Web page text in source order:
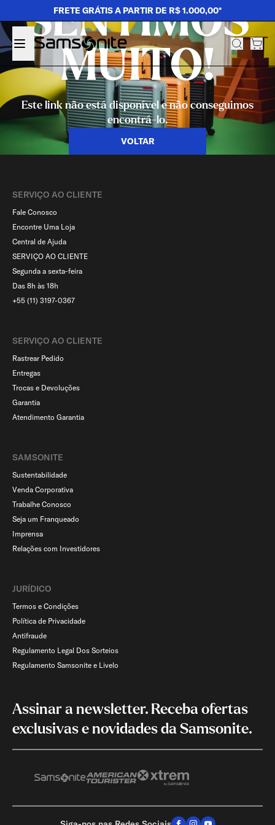
FRETE GRÁTIS A PARTIR DE R$ 1.000,00*
SENTIMOS
MUITO!
Este link não está disponível e não conseguimos
encontrá-lo.
VOLTAR
SERVIÇO AO CLIENTE​
Fale Conosco
Encontre Uma Loja
Central de Ajuda
SERVIÇO AO CLIENTE
Segunda a sexta-feira
Das 8h às 18h
+55 (11) 3197-0367
SERVIÇO AO CLIENTE​
Rastrear Pedido
Entregas
Trocas e Devoluções
Garantia
Atendimento Garantia
SAMSONITE
Sustentabilidade
Venda Corporativa
Trabalhe Conosco
Seja um Franqueado
Imprensa
Relações com Investidores
JURÍDICO
Termos e Condições
Política de Privacidade
Antifraude
Regulamento Legal Dos Sorteios
Regulamento Samsonite e Livelo
Assinar a newsletter. Receba ofertas
exclusivas e novidades da Samsonite.